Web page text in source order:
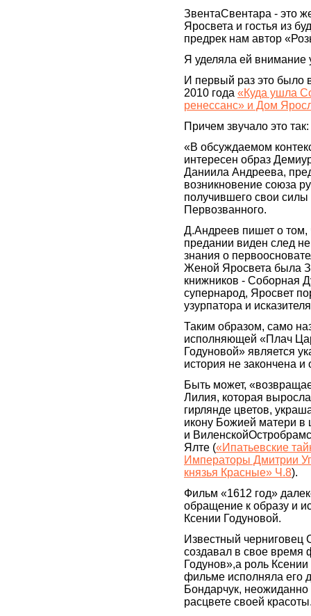
ЗвентаСвентара - это
Яросвета и гостья из
предрек нам автор
Я уделяла ей
И первый раз это было
2010 года «Куда ушла
ренессанс» и Дом
Причем звучало это так:
«В обсуждаемом
интересен образ
Даниила Андреева,
возникновение союза
получившего свои
Первозванного.
Д.Андреев пишет о том,
предании виден след
знания о
Женой Яросвета была
книжников - Соборная
супернарод, Яросвет
узурпатора и
Таким образом, само
исполняющей «Плач
Годуновой» является
история не закончена
Быть может,
Лилия, которая
гирлянде цветов,
икону Божией матери в
и
Ялте («Ипатьевские
Императоры Дмитрии
князья Красные» Ч.8).
Фильм «1612 год»
обращение к образу и
Ксении Годуновой.
Известный черниговец
создавал в свое время
Годунов»,а роль
фильме исполняла его
Бондарчук,
расцвете своей